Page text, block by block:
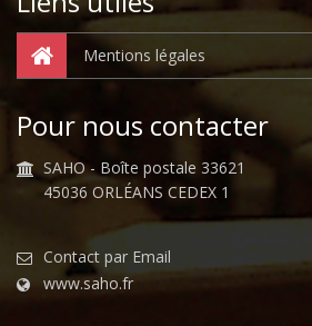
Mentions légales
Pour nous contacter
SAHO - Boîte postale 33621
45036 ORLÉANS CEDEX 1
Contact par Email
www.saho.fr